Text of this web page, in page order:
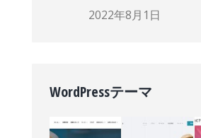
2022年8月1日
WordPressテーマ